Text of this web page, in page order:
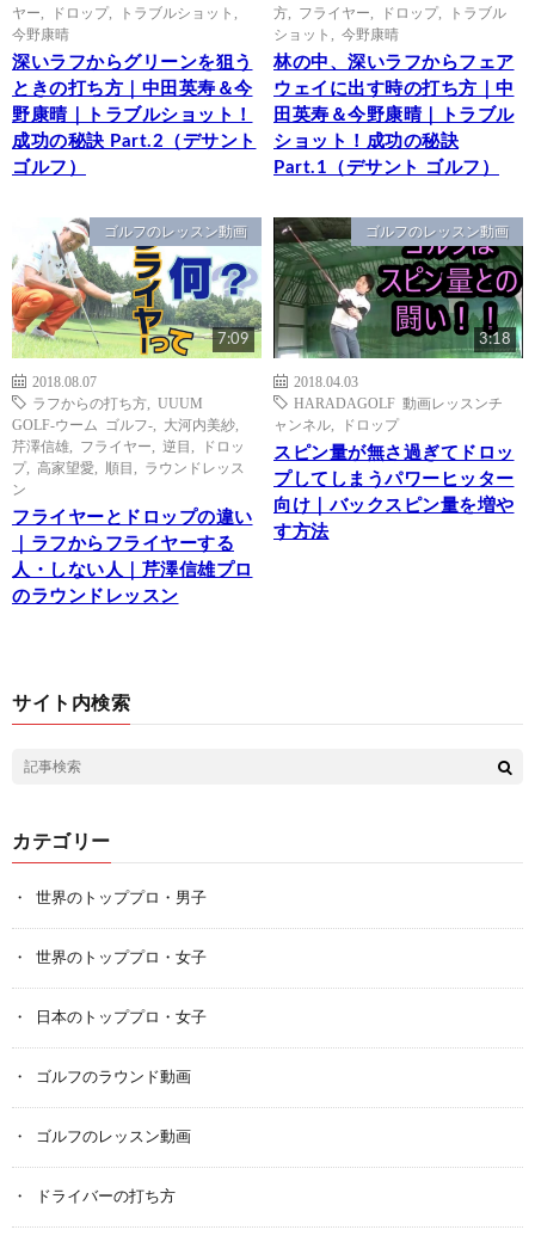
ヤー
ドロップ, トラブルショット
今野康晴
深いラフからグリーンを狙う
ときの打ち方｜中田英寿＆今
野康晴｜トラブルショット！
成功の秘訣 Part.2（デサント
ゴルフ）
方
フライヤー ドロップ,
トラブル
ショット
今野康晴
林の中、深いラフからフェア
ウェイに出す時の打ち方｜中
田英寿＆今野康晴｜トラブル
ショット！成功の秘訣
Part.1（デサント ゴルフ）
ゴルフのレッスン動画
7:09
2018.08.07
ラフからの打ち方
UUUM
GOLF-ウーム ゴルフ-
大河内美紗
芹澤信雄
フライヤー 逆目
ドロッ
プ, 高家望愛 順目
ラウンドレッス
ン
フライヤーとドロップの違い
｜ラフからフライヤーする
人・しない人｜芹澤信雄プロ
のラウンドレッスン
ゴルフのレッスン動画
3:18
2018.04.03
HARADAGOLF 動画レッスンチ
ャンネル
ドロップ
スピン量が無さ過ぎてドロッ
プしてしまうパワーヒッター
向け｜バックスピン量を増や
す方法
サイト内検索
カテゴリー
世界のトッププロ・男子
世界のトッププロ・女子
日本のトッププロ・女子
ゴルフのラウンド動画
ゴルフのレッスン動画
ドライバーの打ち方